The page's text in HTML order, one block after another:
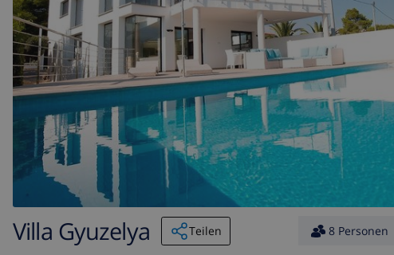
Villa Gyuzelya Teilen 8 Personen